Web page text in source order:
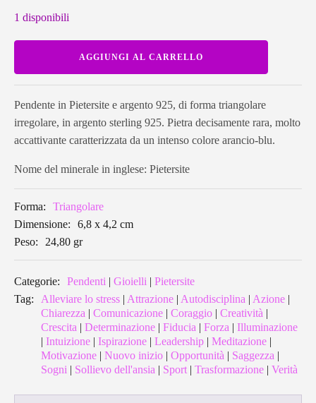
1 disponibili
Pietersite
triangolare
quantità
AGGIUNGI AL CARRELLO
Pendente in Pietersite e argento 925, di forma triangolare
irregolare, in argento sterling 925. Pietra decisamente rara, molto
accattivante caratterizzata da un intenso colore arancio-blu.
Nome del minerale in inglese: Pietersite
Forma:
Triangolare
Dimensione:
6,8 x 4,2 cm
Peso:
24,80 gr
Categorie: Pendenti | Gioielli | Pietersite
Tag:
Alleviare lo stress | Attrazione | Autodisciplina | Azione |
Chiarezza | Comunicazione | Coraggio | Creatività |
Crescita | Determinazione | Fiducia | Forza | Illuminazione
| Intuizione | Ispirazione | Leadership | Meditazione |
Motivazione | Nuovo inizio | Opportunità | Saggezza |
Sogni | Sollievo dell'ansia | Sport | Trasformazione | Verità